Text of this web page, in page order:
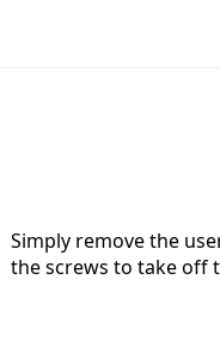
Simply remove the
the screws to take off